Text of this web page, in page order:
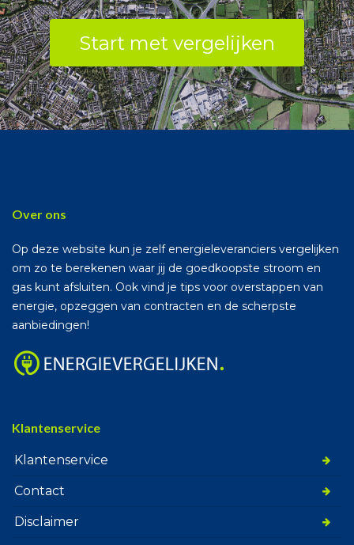
Start met vergelijken
Over ons
Op deze website kun je zelf energieleveranciers vergelijken
om zo te berekenen waar jij de goedkoopste stroom en
gas kunt afsluiten. Ook vind je tips voor overstappen van
energie, opzeggen van contracten en de scherpste
aanbiedingen!
Klantenservice
Klantenservice
Contact
Disclaimer